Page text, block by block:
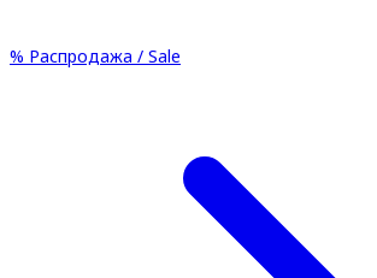
% Распродажа / Sale